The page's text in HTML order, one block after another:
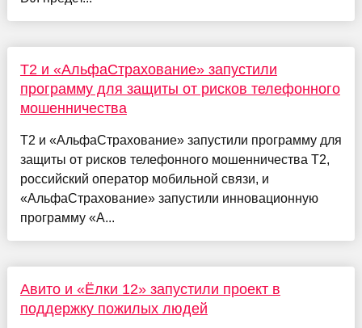
Т2 и «АльфаСтрахование» запустили
программу для защиты от рисков телефонного
мошенничества
Т2 и «АльфаСтрахование» запустили программу для
защиты от рисков телефонного мошенничества Т2,
российский оператор мобильной связи, и
«АльфаСтрахование» запустили инновационную
программу «А...
Авито и «Ёлки 12» запустили проект в
поддержку пожилых людей